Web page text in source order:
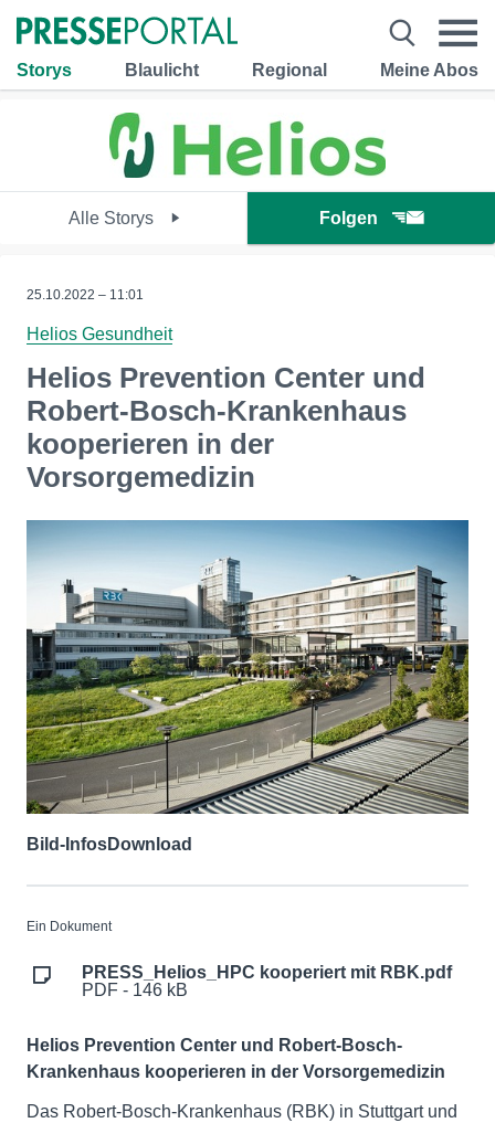
Storys Blaulicht Regional Meine Abos
Alle Storys Folgen
25.10.2022 – 11:01
Helios Gesundheit
Helios Prevention Center und
Robert-Bosch-Krankenhaus
kooperieren in der
Vorsorgemedizin
Bild-InfosDownload
Ein Dokument
PRESS_Helios_HPC kooperiert mit RBK.pdf
PDF - 146 kB
Helios Prevention Center und Robert-Bosch-
Krankenhaus kooperieren in der Vorsorgemedizin
Das Robert-Bosch-Krankenhaus (RBK) in Stuttgart und